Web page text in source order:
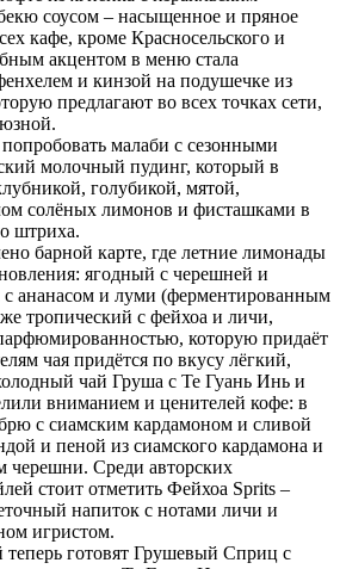
соусом – насыщенное и пряное
кафе, кроме Красносельского и
акцентом в меню стала
и кинзой на подушечке из
предлагают во всех точках сети,
малаби с сезонными
молочный пудинг, который в
голубикой, мятой,
солёных лимонов и фисташками в
штриха.
барной карте, где летние лимонады
ягодный с черешней и
ананасом и луми (ферментированным
тропический с фейхоа и личи,
которую придаёт
чая придётся по вкусу лёгкий,
чай Груша с Те Гуань Инь и
вниманием и ценителей кофе: в
с сиамским кардамоном и сливой
и пеной из сиамского кардамона и
черешни. Среди авторских
стоит отметить Фейхоа Sprits –
напиток с нотами личи и
игристом.
теперь готовят Грушевый Сприц с